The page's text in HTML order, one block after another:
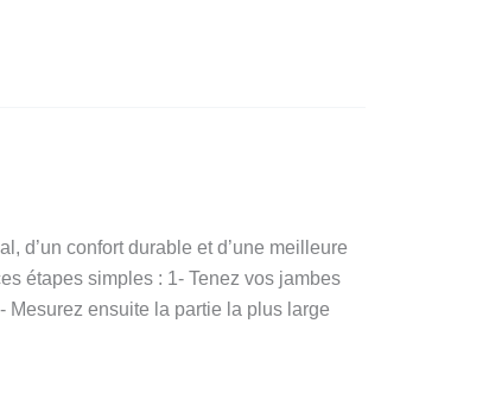
d’un confort durable et d’une meilleure
étapes simples : 1- Tenez vos jambes
Mesurez ensuite la partie la plus large